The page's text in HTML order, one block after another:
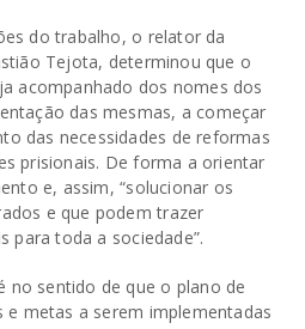
do trabalho, o relator da
Tejota, determinou que o
acompanhado dos nomes dos
das mesmas, a começar
das necessidades de reformas
prisionais. De forma a orientar
e, assim, “solucionar os
e que podem trazer
para toda a sociedade”.
no sentido de que o plano de
metas a serem implementadas